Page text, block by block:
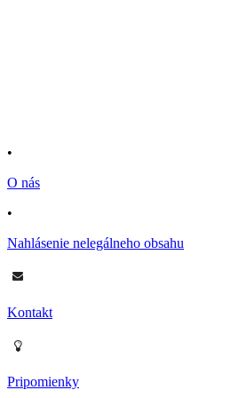
•
O nás
•
Nahlásenie nelegálneho obsahu
Kontakt
Pripomienky